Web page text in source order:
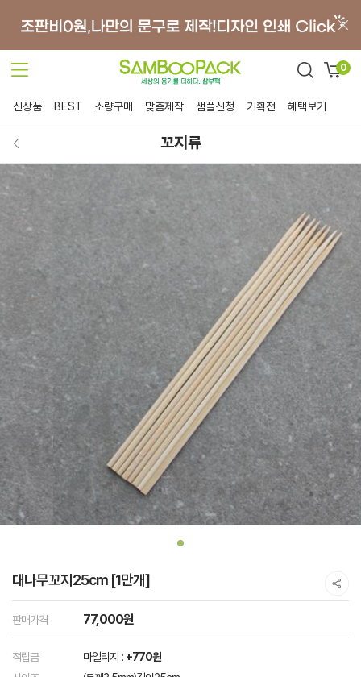
0
신상품 BEST 소량구매 맞춤제작 샘플신청 기획전 혜택보기
꼬지류
대나무꼬지25cm [1만개]
판매가격 77,000원
적립금 마일리지 : +770원